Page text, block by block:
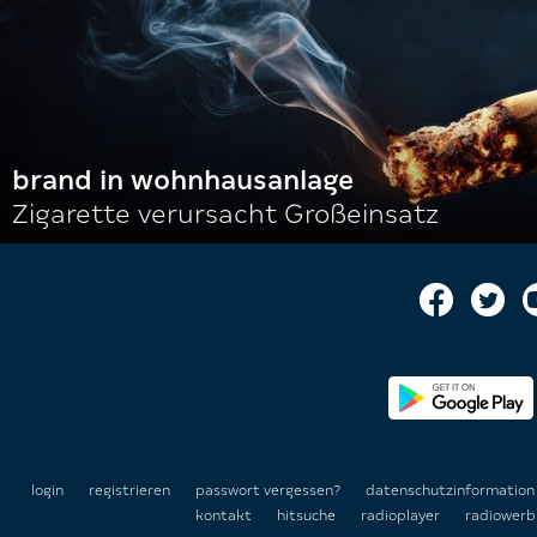
brand in wohnhausanlage
Zigarette verursacht Großeinsatz
login registrieren passwort vergessen?
datenschutzinformation
kontakt
hitsuche radioplayer